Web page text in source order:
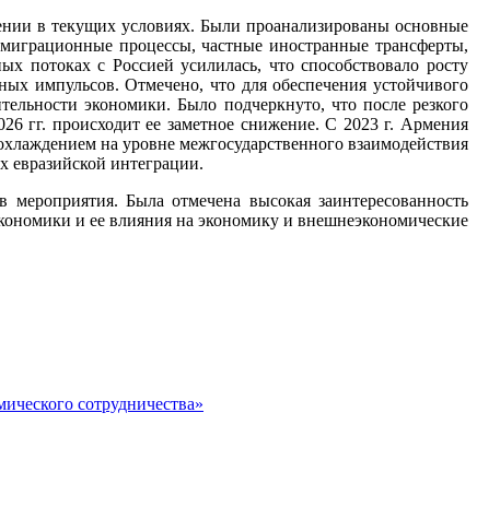
в текущих условиях. Были проанализированы основные
процессы, частные иностранные трансферты,
с Россией усилилась, что способствовало росту
импульсов. Отмечено, что для обеспечения устойчивого
экономики. Было подчеркнуто, что после резкого
гг. происходит ее заметное снижение. С 2023 г. Армения
на уровне межгосударственного взаимодействия
евразийской интеграции.
Была отмечена высокая заинтересованность
и ее влияния на экономику и внешнеэкономические
сотрудничества»